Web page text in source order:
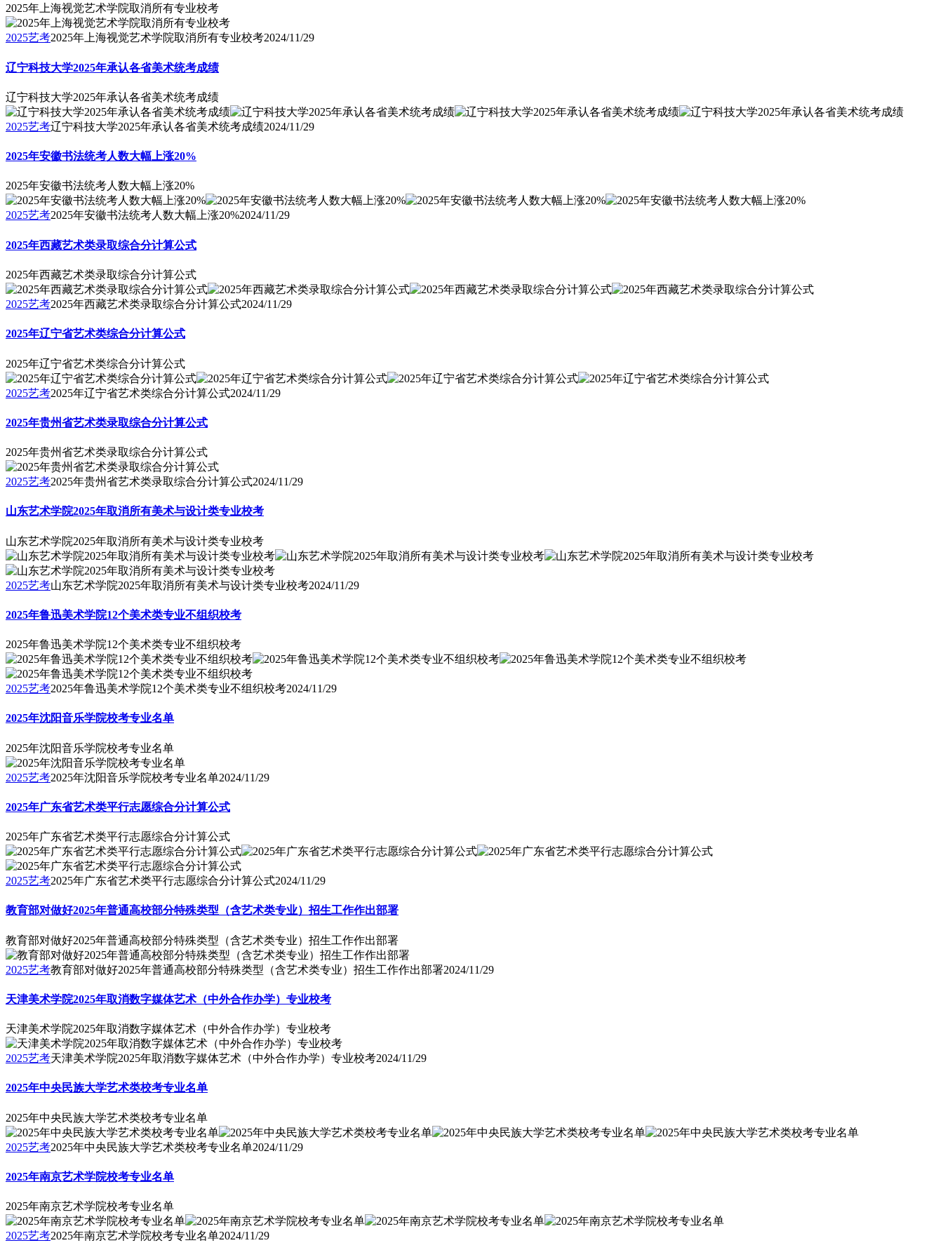
2025年上海视觉艺术学院取消所有专业校考
2025艺考2025年上海视觉艺术学院取消所有专业校考2024/11/29
辽宁科技大学2025年承认各省美术统考成绩
辽宁科技大学2025年承认各省美术统考成绩
2025艺考辽宁科技大学2025年承认各省美术统考成绩2024/11/29
2025年安徽书法统考人数大幅上涨20%
2025年安徽书法统考人数大幅上涨20%
2025艺考2025年安徽书法统考人数大幅上涨20%2024/11/29
2025年西藏艺术类录取综合分计算公式
2025年西藏艺术类录取综合分计算公式
2025艺考2025年西藏艺术类录取综合分计算公式2024/11/29
2025年辽宁省艺术类综合分计算公式
2025年辽宁省艺术类综合分计算公式
2025艺考2025年辽宁省艺术类综合分计算公式2024/11/29
2025年贵州省艺术类录取综合分计算公式
2025年贵州省艺术类录取综合分计算公式
2025艺考2025年贵州省艺术类录取综合分计算公式2024/11/29
山东艺术学院2025年取消所有美术与设计类专业校考
山东艺术学院2025年取消所有美术与设计类专业校考
2025艺考山东艺术学院2025年取消所有美术与设计类专业校考2024/11/29
2025年鲁迅美术学院12个美术类专业不组织校考
2025年鲁迅美术学院12个美术类专业不组织校考
2025艺考2025年鲁迅美术学院12个美术类专业不组织校考2024/11/29
2025年沈阳音乐学院校考专业名单
2025年沈阳音乐学院校考专业名单
2025艺考2025年沈阳音乐学院校考专业名单2024/11/29
2025年广东省艺术类平行志愿综合分计算公式
2025年广东省艺术类平行志愿综合分计算公式
2025艺考2025年广东省艺术类平行志愿综合分计算公式2024/11/29
教育部对做好2025年普通高校部分特殊类型（含艺术类专业）招生工作作出部署
教育部对做好2025年普通高校部分特殊类型（含艺术类专业）招生工作作出部署
2025艺考教育部对做好2025年普通高校部分特殊类型（含艺术类专业）招生工作作出部署2024/11/29
天津美术学院2025年取消数字媒体艺术（中外合作办学）专业校考
天津美术学院2025年取消数字媒体艺术（中外合作办学）专业校考
2025艺考天津美术学院2025年取消数字媒体艺术（中外合作办学）专业校考2024/11/29
2025年中央民族大学艺术类校考专业名单
2025年中央民族大学艺术类校考专业名单
2025艺考2025年中央民族大学艺术类校考专业名单2024/11/29
2025年南京艺术学院校考专业名单
2025年南京艺术学院校考专业名单
2025艺考2025年南京艺术学院校考专业名单2024/11/29